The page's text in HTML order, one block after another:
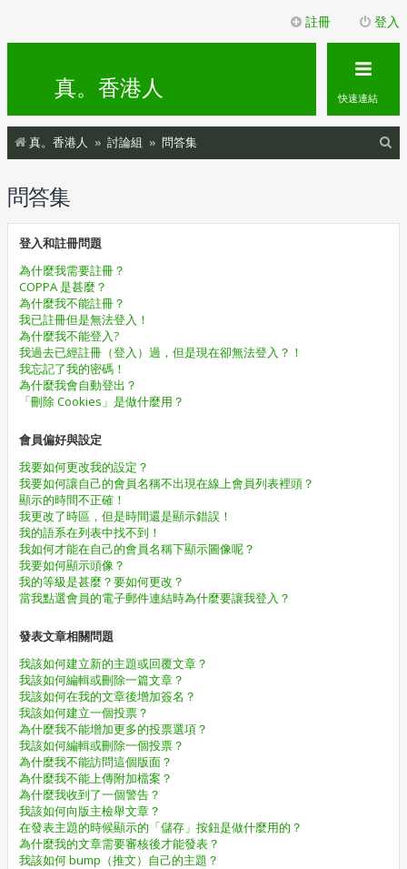
登入
註冊
真。香港人 快速連結
真。香港人 討論組 問答集
問答集
登入和註冊問題
為什麼我需要註冊？
COPPA 是甚麼？
為什麼我不能註冊？
我已註冊但是無法登入！
為什麼我不能登入?
我過去已經註冊（登入）過，但是現在卻無法登入？！
我忘記了我的密碼！
為什麼我會自動登出？
「刪除 Cookies」是做什麼用？
會員偏好與設定
我要如何更改我的設定？
我要如何讓自己的會員名稱不出現在線上會員列表裡頭？
顯示的時間不正確！
我更改了時區，但是時間還是顯示錯誤！
我的語系在列表中找不到！
我如何才能在自己的會員名稱下顯示圖像呢？
我要如何顯示頭像？
我的等級是甚麼？要如何更改？
當我點選會員的電子郵件連結時為什麼要讓我登入？
發表文章相關問題
我該如何建立新的主題或回覆文章？
我該如何編輯或刪除一篇文章？
我該如何在我的文章後增加簽名？
我該如何建立一個投票？
為什麼我不能增加更多的投票選項？
我該如何編輯或刪除一個投票？
為什麼我不能訪問這個版面？
為什麼我不能上傳附加檔案？
為什麼我收到了一個警告？
我該如何向版主檢舉文章？
在發表主題的時候顯示的「儲存」按鈕是做什麼用的？
為什麼我的文章需要審核後才能發表？
我該如何 bump（推文）自己的主題？